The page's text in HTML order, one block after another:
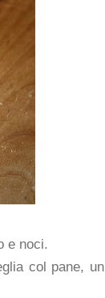
e noci.
col pane, un